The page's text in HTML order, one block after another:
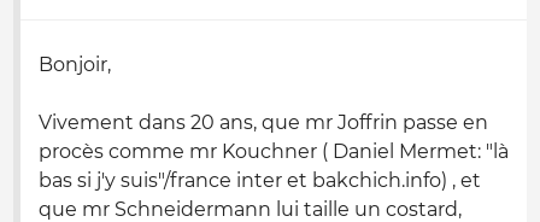
Bonjoir,
Vivement dans 20 ans, que mr Joffrin passe en
procès comme mr Kouchner ( Daniel Mermet: "là
bas si j'y suis"/france inter et bakchich.info) , et
que mr Schneidermann lui taille un costard,